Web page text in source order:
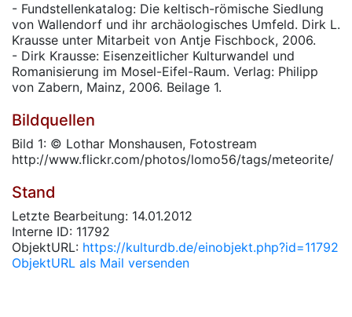
- Fundstellenkatalog: Die keltisch-römische Siedlung
von Wallendorf und ihr archäologisches Umfeld. Dirk L.
Krausse unter Mitarbeit von Antje Fischbock, 2006.
- Dirk Krausse: Eisenzeitlicher Kulturwandel und
Romanisierung im Mosel-Eifel-Raum. Verlag: Philipp
von Zabern, Mainz, 2006. Beilage 1.
Bildquellen
Bild 1: © Lothar Monshausen, Fotostream
http://www.flickr.com/photos/lomo56/tags/meteorite/
Stand
Letzte Bearbeitung: 14.01.2012
Interne ID: 11792
ObjektURL: https://kulturdb.de/einobjekt.php?id=11792
ObjektURL als Mail versenden